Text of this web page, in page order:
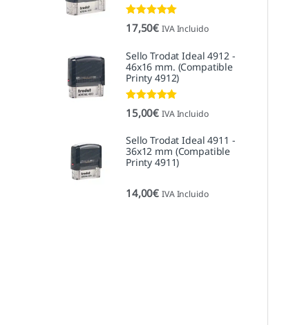
Valorado con
5.00de 5
17,50€ IVA Incluido
Sello Trodat Ideal 4912 -
46x16 mm. (Compatible
Printy 4912)
Valorado con
5.00de 5
15,00€ IVA Incluido
Sello Trodat Ideal 4911 -
36x12 mm (Compatible
Printy 4911)
14,00€ IVA Incluido